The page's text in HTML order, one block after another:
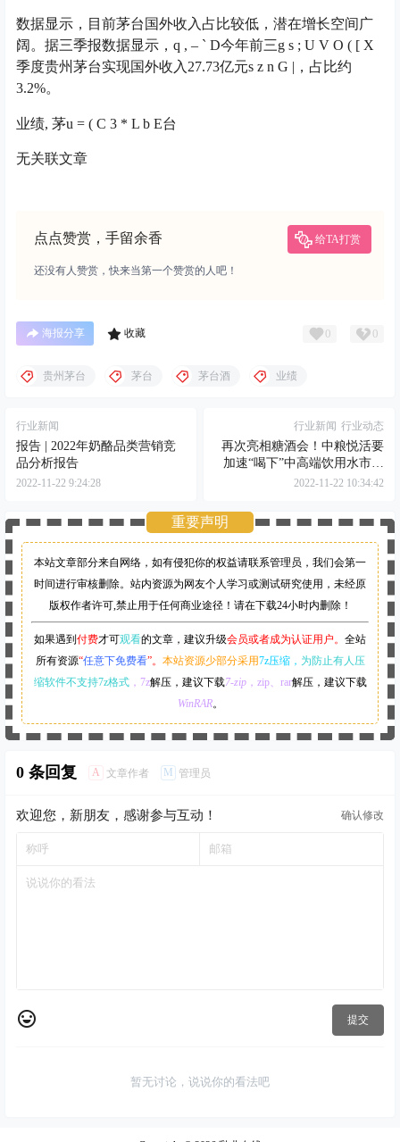
数据显示，目前茅台国外收入占比较低，潜在增长空间广
阔。据三季报数据显示， q , – ` D今年前三g s ; U V O ( [ X
季度贵州茅台实现国外收入27.73亿元s z n G | ，占比约
3.2%。
业绩, 茅u = ( C 3 * L b E台
无关联文章
点点赞赏，手留余香 给TA打赏
还没有人赞赏，快来当第一个赞赏的人吧！
海报分享 收藏 0 0
贵州茅台 茅台 茅台酒 业绩
行业新闻
报告 | 2022年奶酪品类营销竞
品分析报告
2022-11-22 9:24:28
行业新闻 行业动态
再次亮相糖酒会！中粮悦活要
加速“喝下”中高端饮用水市场
份额
2022-11-22 10:34:42
重要声明
本站文章部分来自网络，如有侵犯你的权益请联系管理员， 我们会第一
时间进行审核删除。站内资源为网友个人学习或测试研究使用，未经原
版权作者许可,禁止用于任何商业途径！请在下载24小时内删除！
如果遇到 付费才可观看的文章，建议升级会员或者成为认证用户。 全站
所有资源“任意下免费看”。 本站资源少部分采用7z压缩， 为防止有人压
缩软件不支持7z格式，7z解压，建议下载7-zip，zip、rar解压，建议下载
WinRAR。
0 条回复 A 文章作者 M 管理员
欢迎您，新朋友，感谢参与互动！ 确认修改
提交
暂无讨论，说说你的看法吧